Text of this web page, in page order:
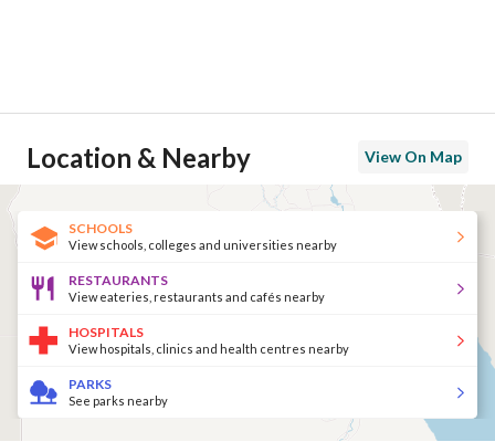
Location & Nearby View On Map
SCHOOLS
View schools, colleges and universities nearby
RESTAURANTS
View eateries, restaurants and cafés nearby
HOSPITALS
View hospitals, clinics and health centres nearby
PARKS
See parks nearby